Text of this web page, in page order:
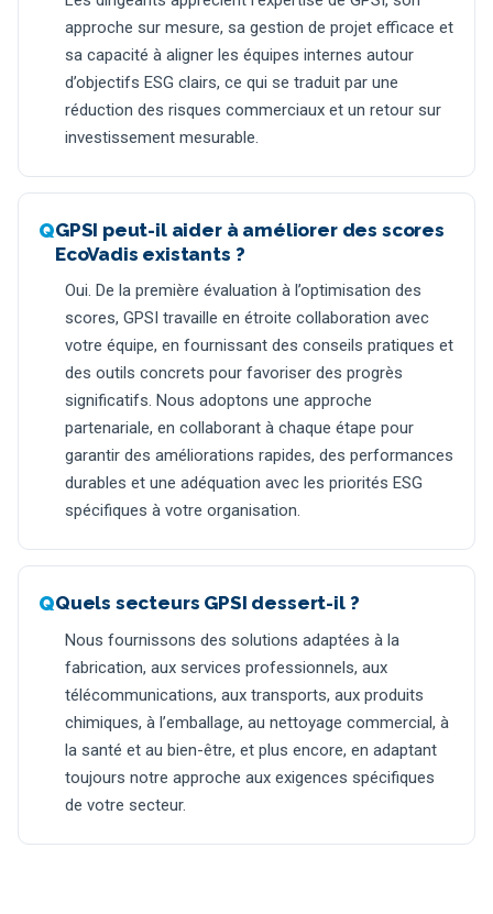
approche sur mesure, sa gestion de projet efficace et
sa capacité à aligner les équipes internes autour
d’objectifs ESG clairs, ce qui se traduit par une
réduction des risques commerciaux et un retour sur
investissement mesurable.
GPSI peut-il aider à améliorer des scores
EcoVadis existants ?
Oui. De la première évaluation à l’optimisation des
scores, GPSI travaille en étroite collaboration avec
votre équipe, en fournissant des conseils pratiques et
des outils concrets pour favoriser des progrès
significatifs. Nous adoptons une approche
partenariale, en collaborant à chaque étape pour
garantir des améliorations rapides, des performances
durables et une adéquation avec les priorités ESG
spécifiques à votre organisation.
Quels secteurs GPSI dessert-il ?
Nous fournissons des solutions adaptées à la
fabrication, aux services professionnels, aux
télécommunications, aux transports, aux produits
chimiques, à l’emballage, au nettoyage commercial, à
la santé et au bien-être, et plus encore, en adaptant
toujours notre approche aux exigences spécifiques
de votre secteur.